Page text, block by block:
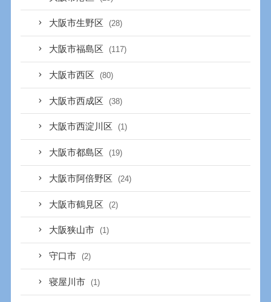
大阪市生野区 (28)
大阪市福島区 (117)
大阪市西区 (80)
大阪市西成区 (38)
大阪市西淀川区 (1)
大阪市都島区 (19)
大阪市阿倍野区 (24)
大阪市鶴見区 (2)
大阪狭山市 (1)
守口市 (2)
寝屋川市 (1)